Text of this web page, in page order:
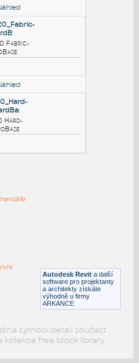
A1126 StackingFabricPanel
A1125 TackableAcoustical-
Hard-Autodesk Revit a další
software pro projektanty
a architekty získáte
výhodně u firmy
ARKANCE
symbol detail součást
kolekce free block library